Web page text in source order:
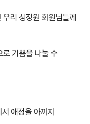
리 청정원 회원님들께
로 기쁨을 나눌 수
애정을 아끼지